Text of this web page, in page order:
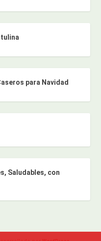
para Navidad
Saludables, con